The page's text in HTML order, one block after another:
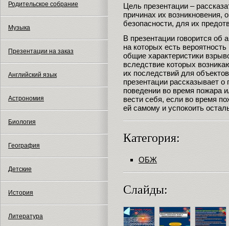
Родительское собрание
Музыка
Презентации на заказ
Английский язык
Астрономия
Биология
География
Детские
История
Литература
Цель презентации –
причинах их возникновения,
безопасности, для их
В презентации говорится об
на которых есть
общие характеристики
вследствие которых
их последствий для
презентации рассказывает
поведении во время пожара
вести себя, если во время
ей самому и успокоить
Категория:
ОБЖ
Слайды: